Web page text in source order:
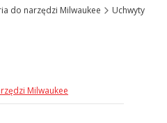
do narzędzi Milwaukee Uchwyty
Milwaukee